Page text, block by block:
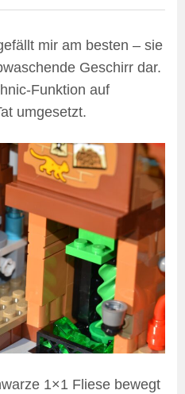
mir am besten – sie
Geschirr dar.
Funktion auf
umgesetzt.
1×1 Fliese bewegt